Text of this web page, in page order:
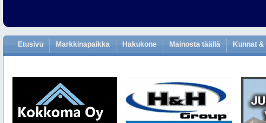
Etusivu Markkinapaikka Hakukone Mainosta täällä Kunnat